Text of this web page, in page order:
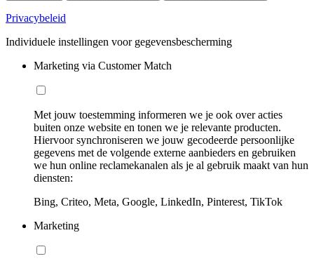
Privacybeleid
Individuele instellingen voor gegevensbescherming
Marketing via Customer Match
Met jouw toestemming informeren we je ook over acties
buiten onze website en tonen we je relevante producten.
Hiervoor synchroniseren we jouw gecodeerde persoonlijke
gegevens met de volgende externe aanbieders en gebruiken
we hun online reclamekanalen als je al gebruik maakt van hun
diensten:
Bing, Criteo, Meta, Google, LinkedIn, Pinterest, TikTok
Marketing